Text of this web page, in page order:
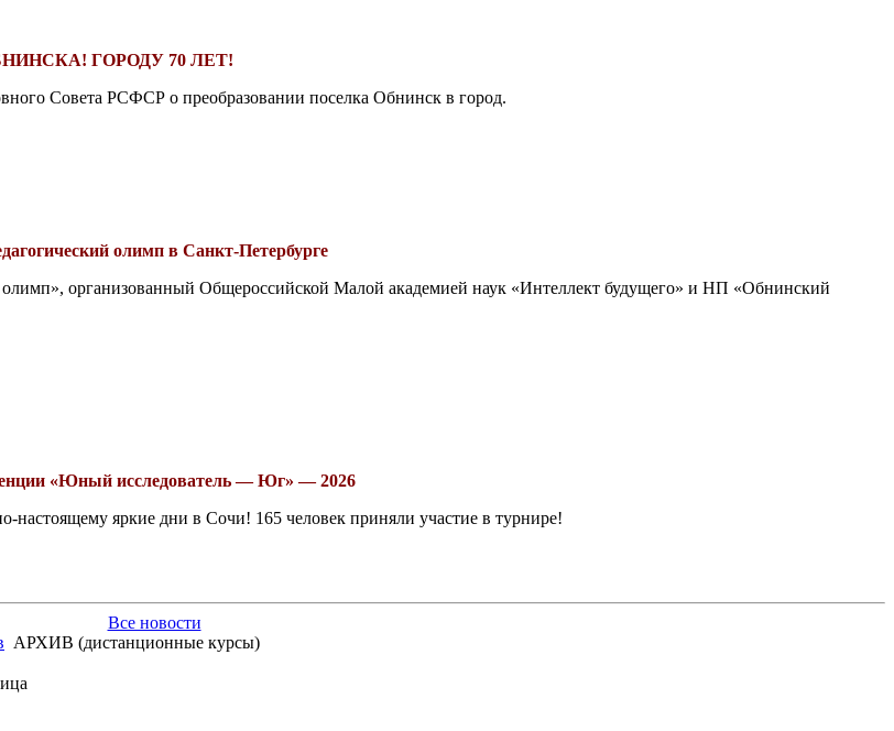
ГОРОДУ 70 ЛЕТ!
Совета РСФСР о преобразовании поселка Обнинск в город.
олимп в Санкт-Петербурге
организованный Общероссийской Малой академией наук «Интеллект будущего» и НП «Обнинский
«Юный исследователь — Юг» — 2026
яркие дни в Сочи! 165 человек приняли участие в турнире!
Все новости
АРХИВ (дистанционные курсы)